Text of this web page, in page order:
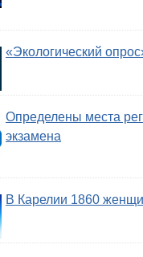
«Экологический
Определены места
экзамена
В Карелии 1860